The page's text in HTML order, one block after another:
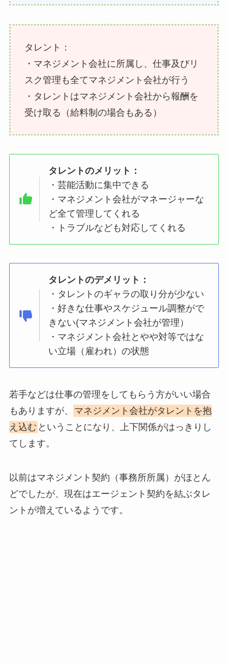
タレント：
・マネジメント会社に所属し、仕事及びリ
スク管理も全てマネジメント会社が行う
・タレントはマネジメント会社から報酬を
受け取る（給料制の場合もある）
タレントのメリット：
・芸能活動に集中できる
・マネジメント会社がマネージャーな
ど全て管理してくれる
・トラブルなども対応してくれる
タレントのデメリット：
・タレントのギャラの取り分が少ない
・好きな仕事やスケジュール調整がで
きない(マネジメント会社が管理）
・マネジメント会社とやや対等ではな
い立場（雇われ）の状態
若手などは仕事の管理をしてもらう方がいい場合
もありますが、
マネジメント会社がタレントを抱
え込む ということになり、上下関係がはっきりし
てします。
以前はマネジメント契約（事務所所属）がほとん
どでしたが、現在はエージェント契約を結ぶタレ
ントが増えているようです。